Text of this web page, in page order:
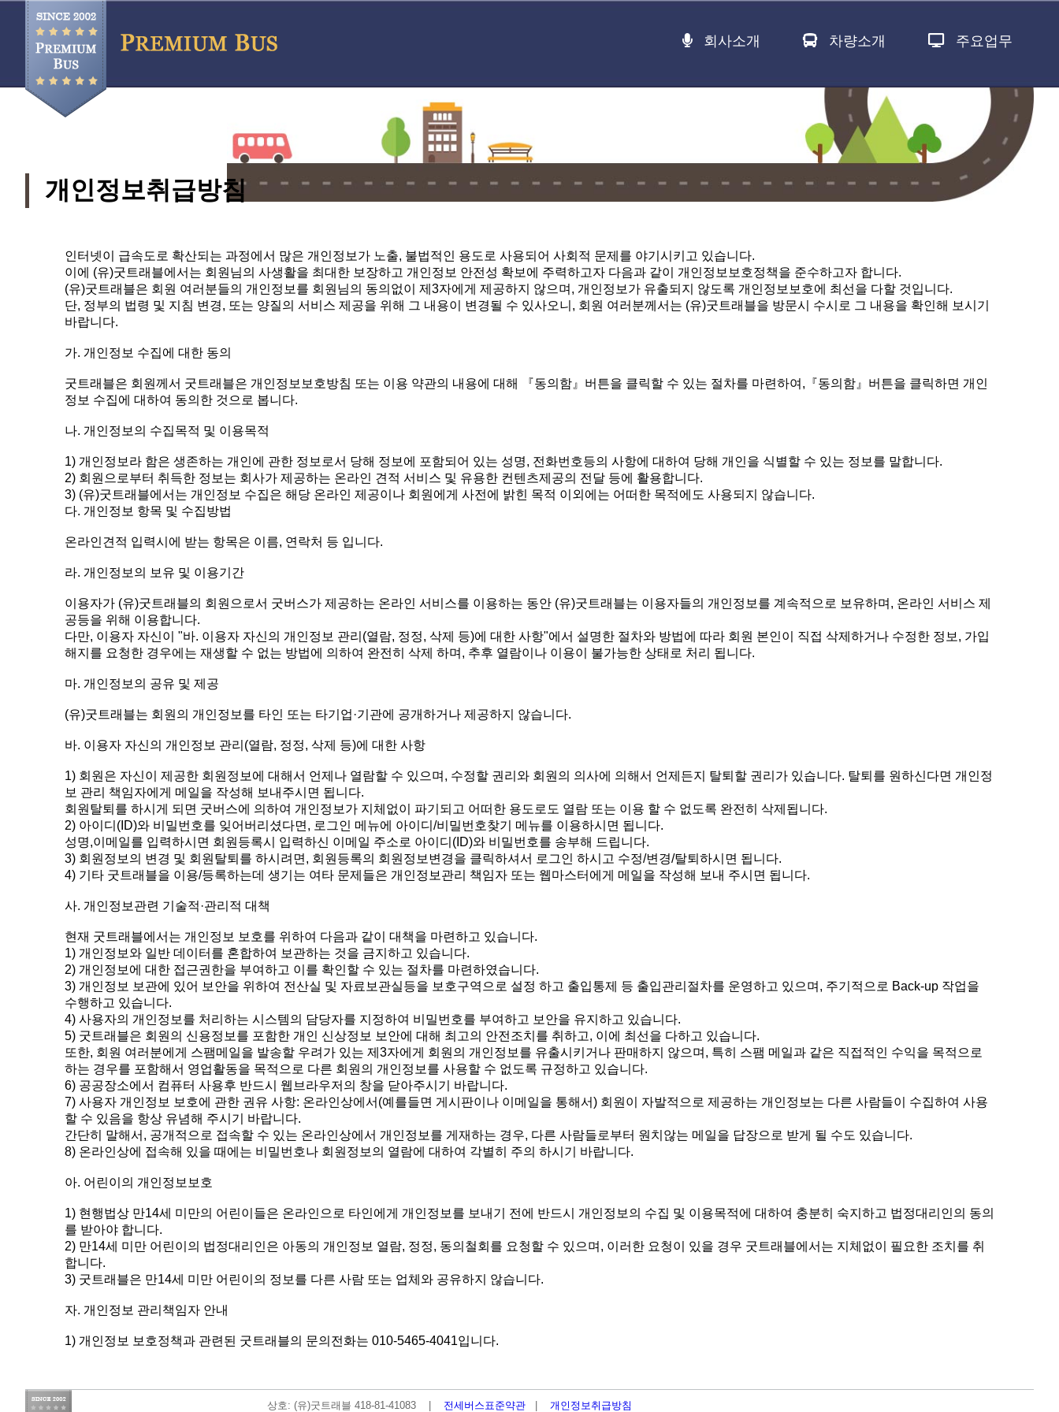
회사소개 차량소개 주요업무
개인정보취급방침
인터넷이 급속도로 확산되는 과정에서 많은 개인정보가 노출, 불법적인 용도로 사용되어 사회적 문제를 야기시키고 있습니다.
이에 (유)굿트래블에서는 회원님의 사생활을 최대한 보장하고 개인정보 안전성 확보에 주력하고자 다음과 같이 개인정보보호정책을 준수하고자 합니다.
(유)굿트래블은 회원 여러분들의 개인정보를 회원님의 동의없이 제3자에게 제공하지 않으며, 개인정보가 유출되지 않도록 개인정보보호에 최선을 다할 것입니다.
단, 정부의 법령 및 지침 변경, 또는 양질의 서비스 제공을 위해 그 내용이 변경될 수 있사오니, 회원 여러분께서는 (유)굿트래블을 방문시 수시로 그 내용을 확인해 보시기
바랍니다.
가. 개인정보 수집에 대한 동의
굿트래블은 회원께서 굿트래블은 개인정보보호방침 또는 이용 약관의 내용에 대해 『동의함』버튼을 클릭할 수 있는 절차를 마련하여,『동의함』버튼을 클릭하면 개인
정보 수집에 대하여 동의한 것으로 봅니다.
나. 개인정보의 수집목적 및 이용목적
1) 개인정보라 함은 생존하는 개인에 관한 정보로서 당해 정보에 포함되어 있는 성명, 전화번호등의 사항에 대하여 당해 개인을 식별할 수 있는 정보를 말합니다.
2) 회원으로부터 취득한 정보는 회사가 제공하는 온라인 견적 서비스 및 유용한 컨텐츠제공의 전달 등에 활용합니다.
3) (유)굿트래블에서는 개인정보 수집은 해당 온라인 제공이나 회원에게 사전에 밝힌 목적 이외에는 어떠한 목적에도 사용되지 않습니다.
다. 개인정보 항목 및 수집방법
온라인견적 입력시에 받는 항목은 이름, 연락처 등 입니다.
라. 개인정보의 보유 및 이용기간
이용자가 (유)굿트래블의 회원으로서 굿버스가 제공하는 온라인 서비스를 이용하는 동안 (유)굿트래블는 이용자들의 개인정보를 계속적으로 보유하며, 온라인 서비스 제
공등을 위해 이용합니다.
다만, 이용자 자신이 "바. 이용자 자신의 개인정보 관리(열람, 정정, 삭제 등)에 대한 사항"에서 설명한 절차와 방법에 따라 회원 본인이 직접 삭제하거나 수정한 정보, 가입
해지를 요청한 경우에는 재생할 수 없는 방법에 의하여 완전히 삭제 하며, 추후 열람이나 이용이 불가능한 상태로 처리 됩니다.
마. 개인정보의 공유 및 제공
(유)굿트래블는 회원의 개인정보를 타인 또는 타기업·기관에 공개하거나 제공하지 않습니다.
바. 이용자 자신의 개인정보 관리(열람, 정정, 삭제 등)에 대한 사항
1) 회원은 자신이 제공한 회원정보에 대해서 언제나 열람할 수 있으며, 수정할 권리와 회원의 의사에 의해서 언제든지 탈퇴할 권리가 있습니다. 탈퇴를 원하신다면 개인정
보 관리 책임자에게 메일을 작성해 보내주시면 됩니다.
회원탈퇴를 하시게 되면 굿버스에 의하여 개인정보가 지체없이 파기되고 어떠한 용도로도 열람 또는 이용 할 수 없도록 완전히 삭제됩니다.
2) 아이디(ID)와 비밀번호를 잊어버리셨다면, 로그인 메뉴에 아이디/비밀번호찾기 메뉴를 이용하시면 됩니다.
성명,이메일를 입력하시면 회원등록시 입력하신 이메일 주소로 아이디(ID)와 비밀번호를 송부해 드립니다.
3) 회원정보의 변경 및 회원탈퇴를 하시려면, 회원등록의 회원정보변경을 클릭하셔서 로그인 하시고 수정/변경/탈퇴하시면 됩니다.
4) 기타 굿트래블을 이용/등록하는데 생기는 여타 문제들은 개인정보관리 책임자 또는 웹마스터에게 메일을 작성해 보내 주시면 됩니다.
사. 개인정보관련 기술적·관리적 대책
현재 굿트래블에서는 개인정보 보호를 위하여 다음과 같이 대책을 마련하고 있습니다.
1) 개인정보와 일반 데이터를 혼합하여 보관하는 것을 금지하고 있습니다.
2) 개인정보에 대한 접근권한을 부여하고 이를 확인할 수 있는 절차를 마련하였습니다.
3) 개인정보 보관에 있어 보안을 위하여 전산실 및 자료보관실등을 보호구역으로 설정 하고 출입통제 등 출입관리절차를 운영하고 있으며, 주기적으로 Back-up 작업을
수행하고 있습니다.
4) 사용자의 개인정보를 처리하는 시스템의 담당자를 지정하여 비밀번호를 부여하고 보안을 유지하고 있습니다.
5) 굿트래블은 회원의 신용정보를 포함한 개인 신상정보 보안에 대해 최고의 안전조치를 취하고, 이에 최선을 다하고 있습니다.
또한, 회원 여러분에게 스팸메일을 발송할 우려가 있는 제3자에게 회원의 개인정보를 유출시키거나 판매하지 않으며, 특히 스팸 메일과 같은 직접적인 수익을 목적으로
하는 경우를 포함해서 영업활동을 목적으로 다른 회원의 개인정보를 사용할 수 없도록 규정하고 있습니다.
6) 공공장소에서 컴퓨터 사용후 반드시 웹브라우저의 창을 닫아주시기 바랍니다.
7) 사용자 개인정보 보호에 관한 권유 사항: 온라인상에서(예를들면 게시판이나 이메일을 통해서) 회원이 자발적으로 제공하는 개인정보는 다른 사람들이 수집하여 사용
할 수 있음을 항상 유념해 주시기 바랍니다.
간단히 말해서, 공개적으로 접속할 수 있는 온라인상에서 개인정보를 게재하는 경우, 다른 사람들로부터 원치않는 메일을 답장으로 받게 될 수도 있습니다.
8) 온라인상에 접속해 있을 때에는 비밀번호나 회원정보의 열람에 대하여 각별히 주의 하시기 바랍니다.
아. 어린이의 개인정보보호
1) 현행법상 만14세 미만의 어린이들은 온라인으로 타인에게 개인정보를 보내기 전에 반드시 개인정보의 수집 및 이용목적에 대하여 충분히 숙지하고 법정대리인의 동의
를 받아야 합니다.
2) 만14세 미만 어린이의 법정대리인은 아동의 개인정보 열람, 정정, 동의철회를 요청할 수 있으며, 이러한 요청이 있을 경우 굿트래블에서는 지체없이 필요한 조치를 취
합니다.
3) 굿트래블은 만14세 미만 어린이의 정보를 다른 사람 또는 업체와 공유하지 않습니다.
자. 개인정보 관리책임자 안내
1) 개인정보 보호정책과 관련된 굿트래블의 문의전화는 010-5465-4041입니다.
상호: (유)굿트래블 418-81-41083 | 전세버스표준약관 개인정보취급방침